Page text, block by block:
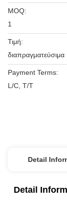
MOQ:
1
Τιμή:
διαπραγματεύσιμα
Payment Terms:
L/C, T/T
Detail
Detail